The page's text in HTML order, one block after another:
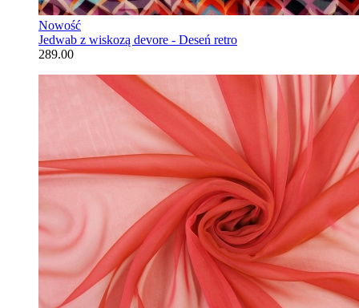
Nowość
Jedwab z wiskozą devore - Deseń retro
289.00